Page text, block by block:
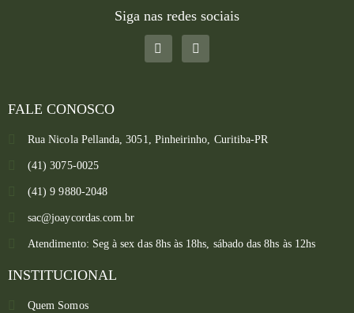
Siga nas redes sociais
FALE CONOSCO
Rua Nicola Pellanda, 3051, Pinheirinho, Curitiba-PR
(41) 3075-0025
(41) 9 9880-2048
sac@joaycordas.com.br
Atendimento: Seg à sex das 8hs às 18hs, sábado das 8hs às 12hs
INSTITUCIONAL
Quem Somos